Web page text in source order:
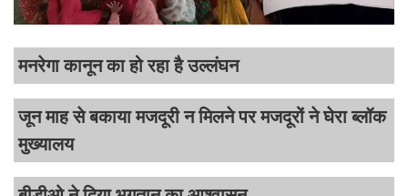
मनरेगा कानून का हो रहा है उल्लंघन
जून माह से बकाया मजदूरी न मिलने पर मजदूरों ने घेरा ब्लॉक
मुख्यालय